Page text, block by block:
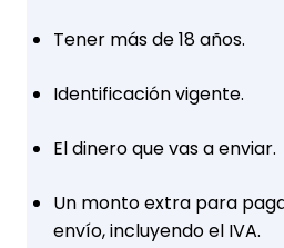
Tener más de 18 años.
Identificación vigente.
El dinero que vas a enviar.
Un monto extra para
envío, incluyendo el IVA.